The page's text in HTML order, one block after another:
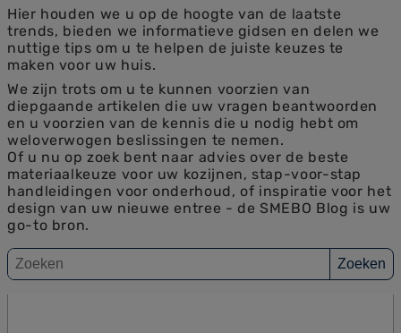
Hier houden we u op de hoogte van de laatste
trends, bieden we informatieve gidsen en delen we
nuttige tips om u te helpen de juiste keuzes te
maken voor uw huis.
We zijn trots om u te kunnen voorzien van
diepgaande artikelen die uw vragen beantwoorden
en u voorzien van de kennis die u nodig hebt om
weloverwogen beslissingen te nemen.
Of u nu op zoek bent naar advies over de beste
materiaalkeuze voor uw kozijnen, stap-voor-stap
handleidingen voor onderhoud, of inspiratie voor het
design van uw nieuwe entree - de SMEBO Blog is uw
go-to bron.
Zoeken